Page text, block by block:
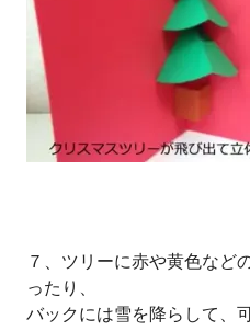
７、ツリーに赤や黄色など
ったり、
バックには雪を降らして、